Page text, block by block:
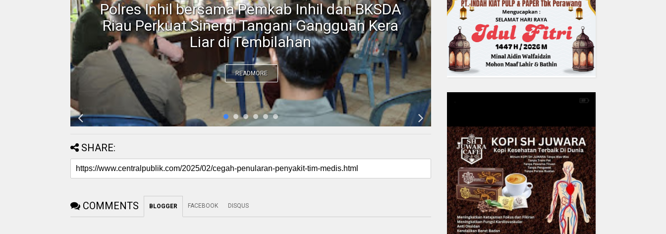
Polres Inhil bersama Pemkab Inhil dan BKSDA
Riau Perkuat Sinergi Tangani Gangguan Kera
Liar di Tembilahan
READMORE
DPC IKADIN Pekanbaru
Desak Polda Riau Beri
Advokat
SHARE:
COMMENTS BLOGGER FACEBOOK DISQUS